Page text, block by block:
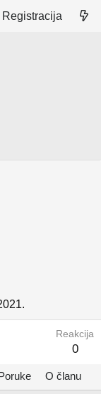
Registracija
Reakcija
0
O članu